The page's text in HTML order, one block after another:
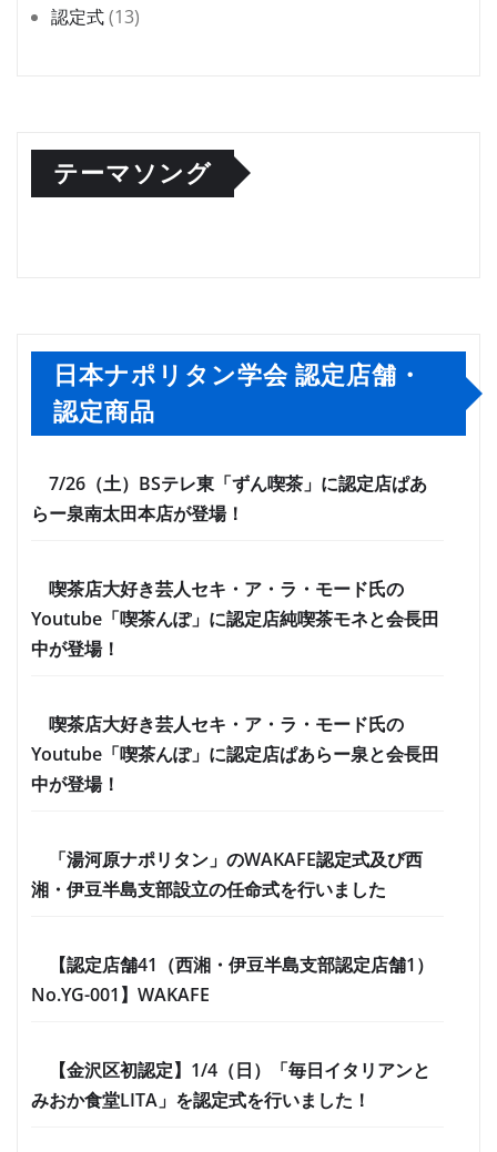
認定式(13)
テーマソング
日本ナポリタン学会 認定店舗・
認定商品
7/26（土）BSテレ東「ずん喫茶」に認定店ぱあ
らー泉南太田本店が登場！
喫茶店大好き芸人セキ・ア・ラ・モード氏の
Youtube「喫茶んぽ」に認定店純喫茶モネと会長田
中が登場！
喫茶店大好き芸人セキ・ア・ラ・モード氏の
Youtube「喫茶んぽ」に認定店ぱあらー泉と会長田
中が登場！
「湯河原ナポリタン」のWAKAFE認定式及び西
湘・伊豆半島支部設立の任命式を行いました
【認定店舗41（西湘・伊豆半島支部認定店舗1）
No.YG-001】WAKAFE
【金沢区初認定】1/4（日）「毎日イタリアンと
みおか食堂LITA」を認定式を行いました！